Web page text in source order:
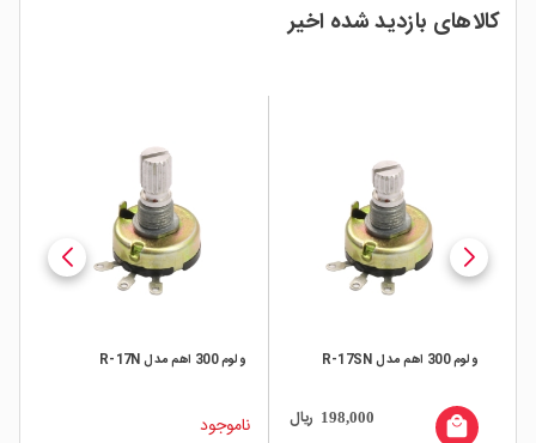
کالاهای بازدید شده اخیر
198,000 ریال
ولوم 300 اهم مدل R-17N
ناموجود
ولوم 400K اهم مدل R-17N